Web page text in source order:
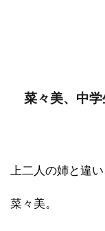
菜々美、中
上二人の姉と違
菜々美。